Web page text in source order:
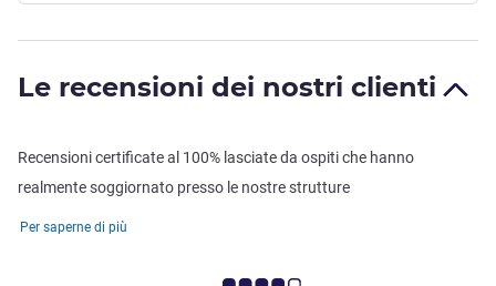
Le recensioni dei nostri clienti
Recensioni certificate al 100% lasciate da ospiti che hanno
realmente soggiornato presso le nostre strutture
Per saperne di più